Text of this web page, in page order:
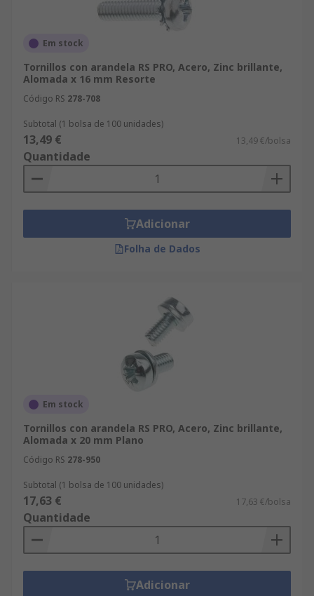
Em stock
Tornillos con arandela RS PRO, Acero, Zinc brillante,
Alomada x 16 mm Resorte
Código RS 278-708
Subtotal (1 bolsa de 100 unidades)
13,49 € 13,49 €/bolsa
Quantidade
Adicionar
Folha de Dados
Em stock
Tornillos con arandela RS PRO, Acero, Zinc brillante,
Alomada x 20 mm Plano
Código RS 278-950
Subtotal (1 bolsa de 100 unidades)
17,63 € 17,63 €/bolsa
Quantidade
Adicionar